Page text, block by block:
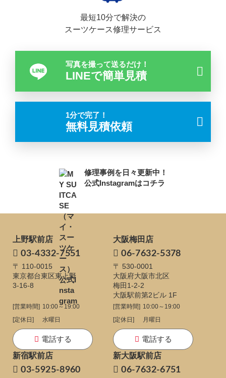
最短10分で解決の
スーツケース修理サービス
写真を撮って送るだけ！
LINEで簡単見積
1分で完了！
無料見積依頼
修理事例を日々更新中！
公式Instagramはコチラ
上野駅前店
03-4332-7551
〒 110-0015
東京都台東区東上野
3-16-8
[営業時間] 10:00～19:00
[定休日]
水曜日
電話する
大阪梅田店
06-7632-5378
〒 530-0001
大阪府大阪市北区
梅田1-2-2
大阪駅前第2ビル 1F
[営業時間] 10:00～19:00
[定休日]
月曜日
電話する
新宿駅前店
03-5925-8960
新大阪駅前店
06-7632-6751